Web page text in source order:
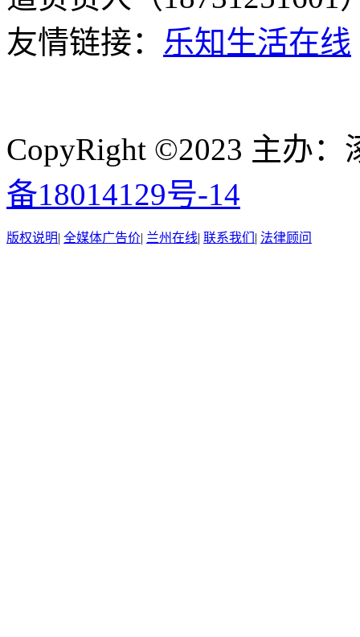
友情链接： 乐知生活在线
CopyRight ©2023 主办
备18014129号-14
版权说明| 全媒体广告价| 兰州在线| 联系我们 | 法律顾问